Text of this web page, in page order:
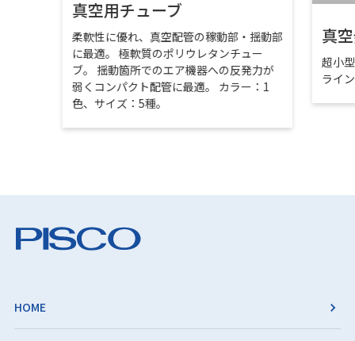
真空用チューブ
柔軟性に優れ、真空配管の稼動部・揺動部
に最適。 極軟質のポリウレタンチュー
ブ。 揺動箇所でのエア機器への反発力が
弱くコンパクト配管に最適。 カラー：1
色、サイズ：5種。
真
超小
ライ
HOME